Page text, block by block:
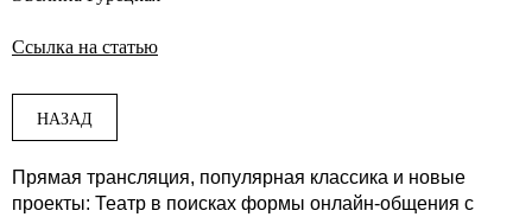
Ссылка на статью
НАЗАД
Прямая трансляция, популярная классика и новые
проекты: Театр в поисках формы онлайн-общения с